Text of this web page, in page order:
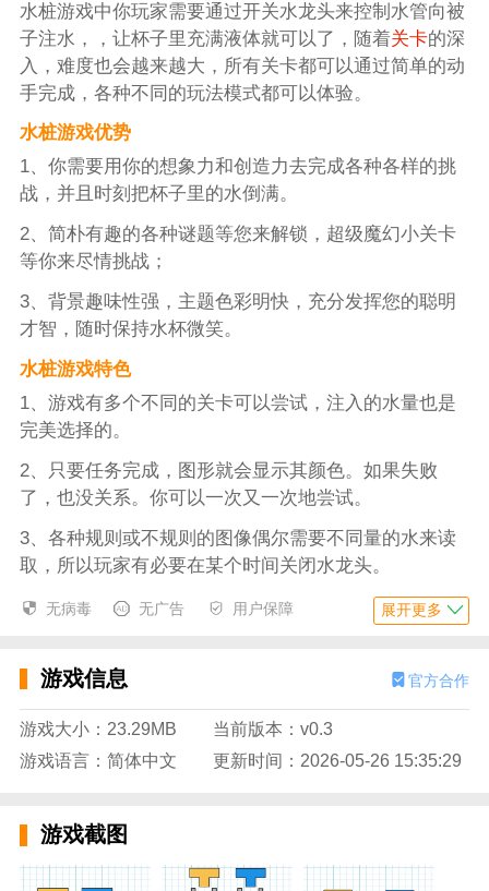
水桩游戏中你玩家需要通过开关水龙头来控制水管向被
子注水，，让杯子里充满液体就可以了，随着关卡的深
入，难度也会越来越大，所有关卡都可以通过简单的动
手完成，各种不同的玩法模式都可以体验。
水桩游戏优势
1、你需要用你的想象力和创造力去完成各种各样的挑
战，并且时刻把杯子里的水倒满。
2、简朴有趣的各种谜题等您来解锁，超级魔幻小关卡
等你来尽情挑战；
3、背景趣味性强，主题色彩明快，充分发挥您的聪明
才智，随时保持水杯微笑。
水桩游戏特色
1、游戏有多个不同的关卡可以尝试，注入的水量也是
完美选择的。
2、只要任务完成，图形就会显示其颜色。如果失败
了，也没关系。你可以一次又一次地尝试。
3、各种规则或不规则的图像偶尔需要不同量的水来读
取，所以玩家有必要在某个时间关闭水龙头。
水桩游戏亮点
线；
2、充满身体乐趣的玩法，通过线条引导水流进入杯
子，感受杯子的笑脸；
3、随着水平的加深，会增加难度，让你有点烧脑。你
水桩游戏特点
玩这个游戏的玩家需要有很好的耐心。不用联网就可以
无病毒 无广告 用户保障 展开更多
游戏信息 官方合作
游戏大小：23.29MB
当前版本：v0.3
游戏语言：简体中文
更新时间：2026-05-26 15:35:29
游戏截图